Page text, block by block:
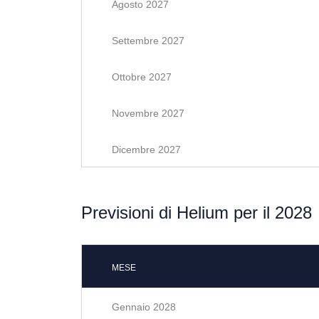
Agosto 2027
Settembre 2027
Ottobre 2027
Novembre 2027
Dicembre 2027
Previsioni di Helium per il 2028
MESE
Gennaio 2028